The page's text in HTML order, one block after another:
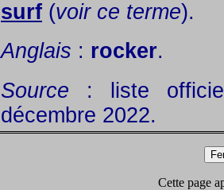
surf (voir ce terme).
Anglais : rocker.
Source : liste
décembre 2022.
Cette page